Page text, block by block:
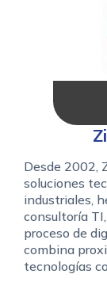
Desde 2002,
soluciones
industriales,
consultoría
proceso de
combina
tecnologías